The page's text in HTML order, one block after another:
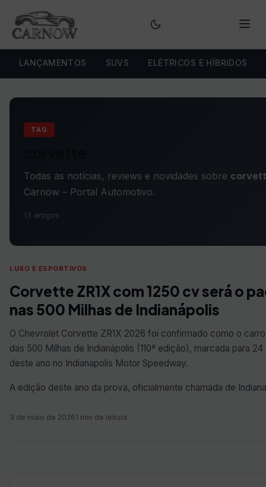
LANÇAMENTOS SUVS ELÉTRICOS E HÍBRIDOS
TAG
Todas as notícias, reviews e novidades sobre
Carnow – Portal Automotivo.
13 artigos
LUXO E ESPORTIVOS
Corvette ZR1X com 1250 cv será o
nas 500 Milhas de Indianápolis
O Chevrolet Corvette ZR1X 2026 foi confirmado como o
das 500 Milhas de Indianápolis (110ª edição), marcada para
deste ano no Indianapolis Motor Speedway.
A edição deste ano da prova, oficialmente chamada de
3 de maio de 20261 min de leitura